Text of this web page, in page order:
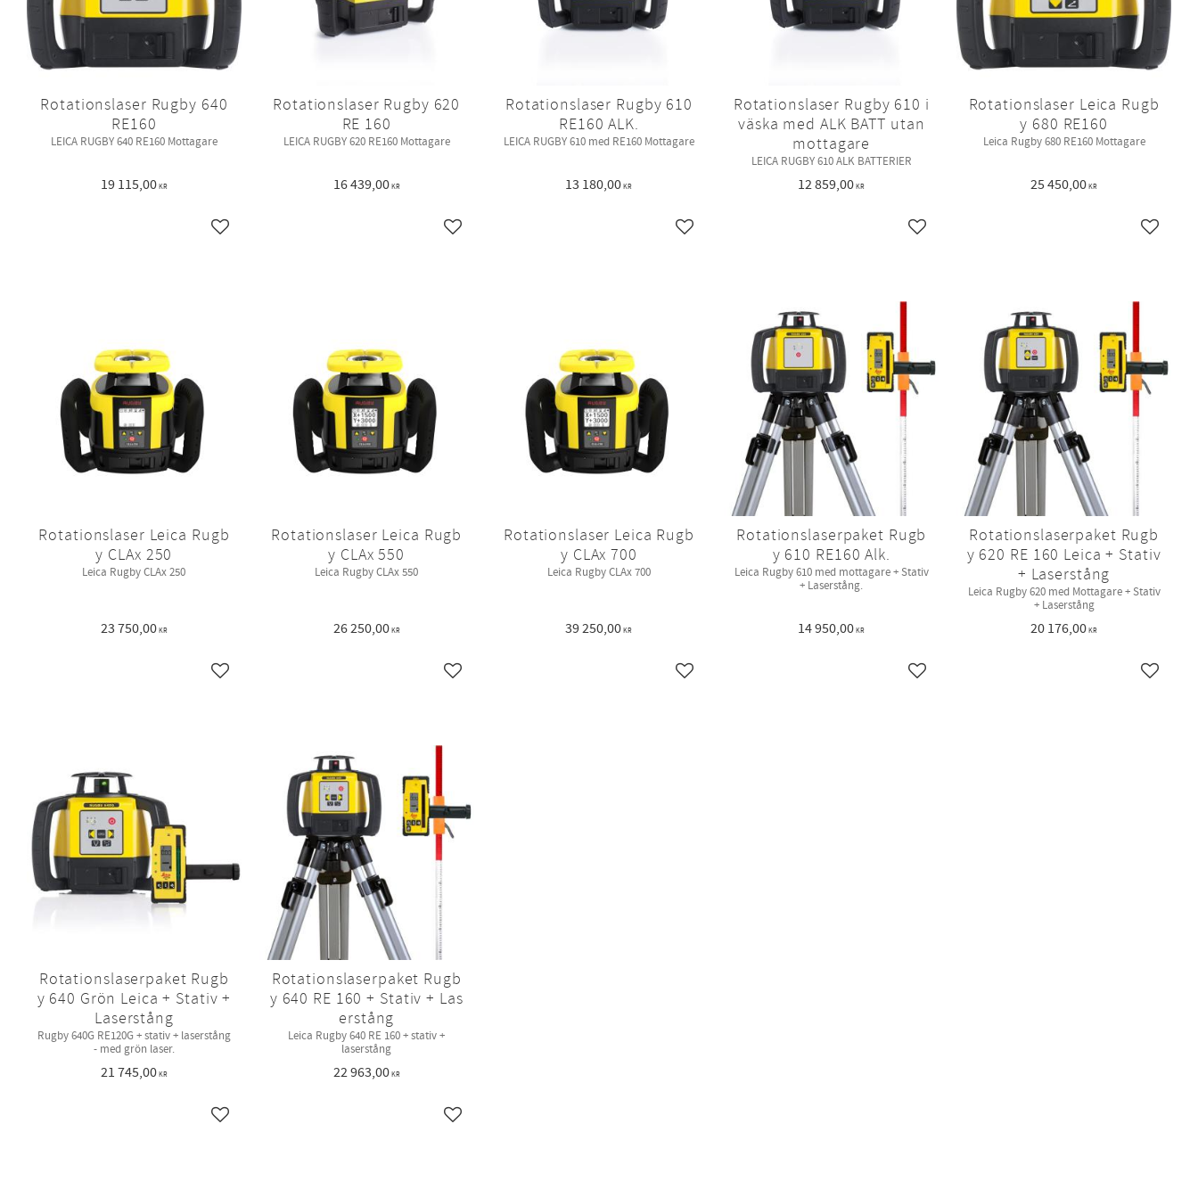
Rotationslaser Rugby 640
RE160
LEICA RUGBY 640 RE160 Mottagare
19 115,00KR
Lägg till i favoriter
Rotationslaser Rugby 620
RE 160
LEICA RUGBY 620 RE160 Mottagare
16 439,00KR
Lägg till i favoriter
Rotationslaser Rugby 610
RE160 ALK.
LEICA RUGBY 610 med RE160 Mottagare
13 180,00KR
Lägg till i favoriter
Rotationslaser Rugby 610 i
väska med ALK BATT utan
mottagare
LEICA RUGBY 610 ALK BATTERIER
12 859,00KR
Lägg till i favoriter
Rotationslaser Leica Rugb
y 680 RE160
Leica Rugby 680 RE160 Mottagare
25 450,00KR
Lägg
Rotationslaser Leica Rugb
y CLAx 250
Leica Rugby CLAx 250
23 750,00KR
Lägg till i favoriter
Rotationslaser Leica Rugb
y CLAx 550
Leica Rugby CLAx 550
26 250,00KR
Lägg till i favoriter
Rotationslaser Leica Rugb
y CLAx 700
Leica Rugby CLAx 700
39 250,00KR
Lägg till i favoriter
Rotationslaserpaket Rugb
y 610 RE160 Alk.
Leica Rugby 610 med mottagare + Stativ
+ Laserstång.
14 950,00KR
Lägg till i favoriter
Rotationslaserpaket Rugb
y 620 RE 160 Leica + Stativ
+ Laserstång
Leica Rugby 620 med Mottagare + Stativ
+ Laserstång
20 176,00KR
Lägg
Rotationslaserpaket Rugb
y 640 Grön Leica + Stativ +
Laserstång
Rugby 640G RE120G + stativ + laserstång
- med grön laser.
21 745,00KR
Lägg till i favoriter
Rotationslaserpaket Rugb
y 640 RE 160 + Stativ + Las
erstång
Leica Rugby 640 RE 160 + stativ +
laserstång
22 963,00KR
Lägg till i favoriter